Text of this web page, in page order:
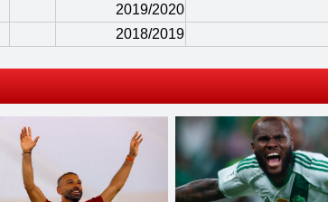
2019/2020
2018/2019